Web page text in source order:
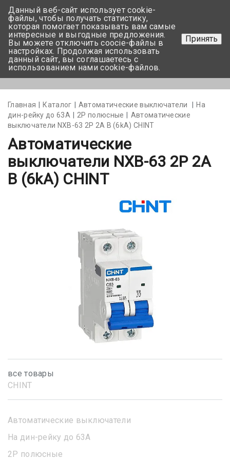
+375 17-350-99-56
+375 44-752-82-08
Задать вопрос
Главная Каталог Автоматические выключатели
На
дин-рейку до 63А
2Р полюсные
Автоматические
выключатели NXB-63 2P 2A B (6kA) CHINT
Автоматические
выключатели NXB-63 2P 2A
B (6kA) CHINT
все товары
CHINT
Автоматические выключатели
На дин-рейку до 63А
2Р полюсные
Данный веб-сайт использует cookie-
файлы, чтобы получать статистику,
которая помогает показывать вам самые
интересные и выгодные предложения.
Вы можете отключить coocie-файлы в
настройках. Продолжая использовать
данный сайт, вы соглашаетесь с
использованием нами cookie-файлов.
Принять